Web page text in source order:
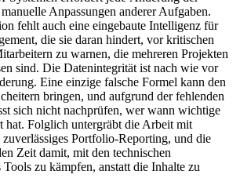
Anpassungen anderer Aufgaben.
fehlt auch eine eingebaute Intelligenz für
die sie daran hindert, vor kritischen
zu warnen, die mehreren Projekten
sind. Die Datenintegrität ist nach wie vor
Eine einzige falsche Formel kann den
bringen, und aufgrund der fehlenden
sich nicht nachprüfen, wer wann wichtige
hat. Folglich untergräbt die Arbeit mit
Portfolio-Reporting, und die
Zeit damit, mit den technischen
zu kämpfen, anstatt die Inhalte zu